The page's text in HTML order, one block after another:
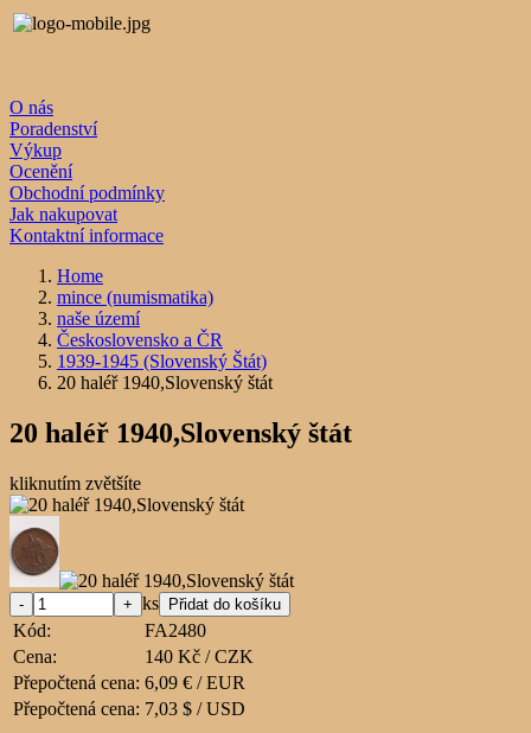
O nás
Poradenství
Výkup
Ocenění
Obchodní podmínky
Jak nakupovat
Kontaktní informace
Home
mince (numismatika)
naše území
Československo a ČR
1939-1945 (Slovenský Štát)
20 haléř 1940,Slovenský štát
20 haléř 1940,Slovenský štát
kliknutím zvětšíte
ks
Kód:
FA2480
Cena:
140 Kč / CZK
Přepočtená cena: 6,09 € / EUR
Přepočtená cena: 7,03 $ / USD